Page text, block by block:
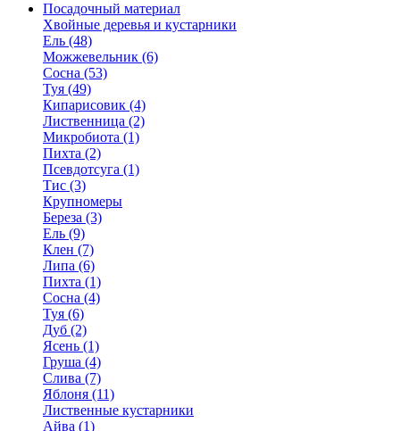
Посадочный материал
Хвойные деревья и кустарники
Ель (48)
Можжевельник (6)
Сосна (53)
Туя (49)
Кипарисовик (4)
Лиственница (2)
Микробиота (1)
Пихта (2)
Псевдотсуга (1)
Тис (3)
Крупномеры
Береза (3)
Ель (9)
Клен (7)
Липа (6)
Пихта (1)
Сосна (4)
Туя (6)
Дуб (2)
Ясень (1)
Груша (4)
Слива (7)
Яблоня (11)
Лиственные кустарники
Айва (1)